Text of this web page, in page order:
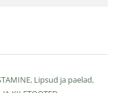
, Lipsud ja paelad,